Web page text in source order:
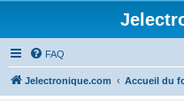
FAQ
Jelectronique.com Accueil du